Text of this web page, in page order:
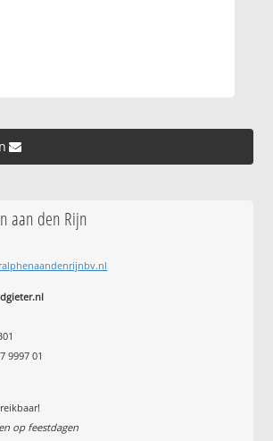
»
aan den Rijn
9997 01
op feestdagen